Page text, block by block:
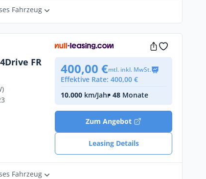
Fahrzeug
FR
400,00 €mtl. inkl. MwSt.
Effektive Rate: 400,00 €
10.000 km/Jahr• 48 Monate
Zum Angebot
Leasing Details
Fahrzeug